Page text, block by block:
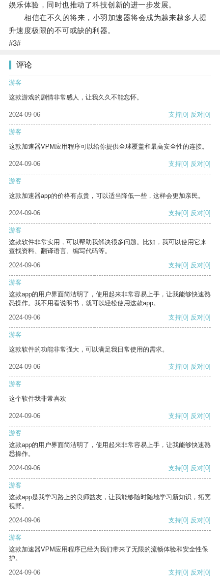
娱乐体验，同时也推动了科技创新的进一步发展。
相信在不久的将来，小羽加速器将会成为越来越多人提
升速度极限的不可或缺的利器。
#3#
评论
游客
这款游戏的剧情非常感人，让我久久不能忘怀。
2024-09-06 支持[0] 反对[0]
游客
这款加速器VPM应用程序可以给你提供全球覆盖和最高安全性的连接。
2024-09-06 支持[0] 反对[0]
游客
这款加速器app的价格有点贵，可以适当降低一些，这样会更加亲民。
2024-09-06 支持[0] 反对[0]
游客
这款软件非常实用，可以帮助我解决很多问题。比如，我可以使用它来
查找资料、翻译语言、编写代码等。
2024-09-06
支持[0] 反对[0]
游客
这款app的用户界面简洁明了，使用起来非常容易上手，让我能够快速熟
悉操作。我不用看说明书，就可以轻松使用这款app。
2024-09-06
支持[0] 反对[0]
游客
这款软件的功能非常强大，可以满足我日常使用的需求。
2024-09-06 支持[0] 反对[0]
游客
这个软件我非常喜欢
2024-09-06 支持[0] 反对[0]
游客
这款app的用户界面简洁明了，使用起来非常容易上手，让我能够快速熟
悉操作。
2024-09-06
支持[0] 反对[0]
游客
这款app是我学习路上的良师益友，让我能够随时随地学习新知识，拓宽
视野。
2024-09-06
支持[0] 反对[0]
游客
这款加速器VPM应用程序已经为我们带来了无限的流畅体验和安全性保
护。
2024-09-06
支持[0] 反对[0]